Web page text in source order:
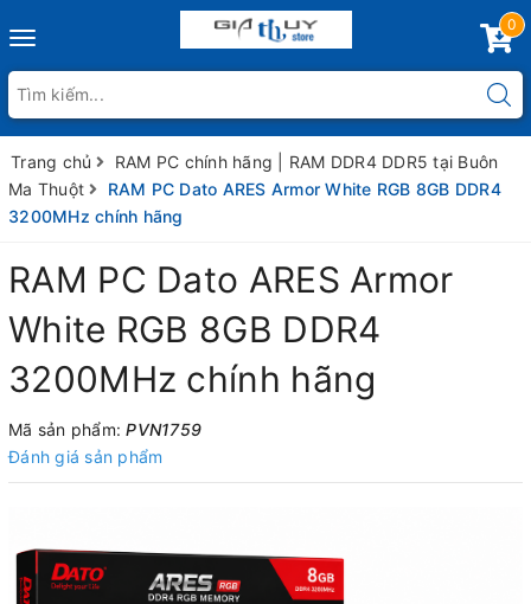
Toggle
0
Trang chủ
RAM PC chính hãng | RAM DDR4 DDR5 tại Buôn
Ma Thuột
RAM PC Dato ARES Armor White RGB 8GB DDR4
3200MHz chính hãng
RAM PC Dato ARES Armor
White RGB 8GB DDR4
3200MHz chính hãng
Mã sản phẩm:PVN1759
Đánh giá sản phẩm